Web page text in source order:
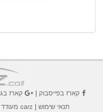
קארז בפייסבוק| קארז
תנאי שימוש | carz מעודד טבעונות